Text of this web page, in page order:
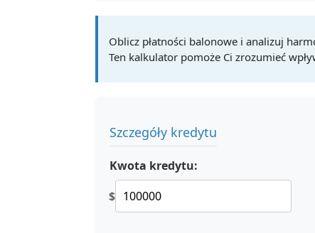
Oblicz płatności balonowe i analizuj
Ten kalkulator pomoże Ci zrozumieć
Szczegóły kredytu
Kwota kredytu:
$